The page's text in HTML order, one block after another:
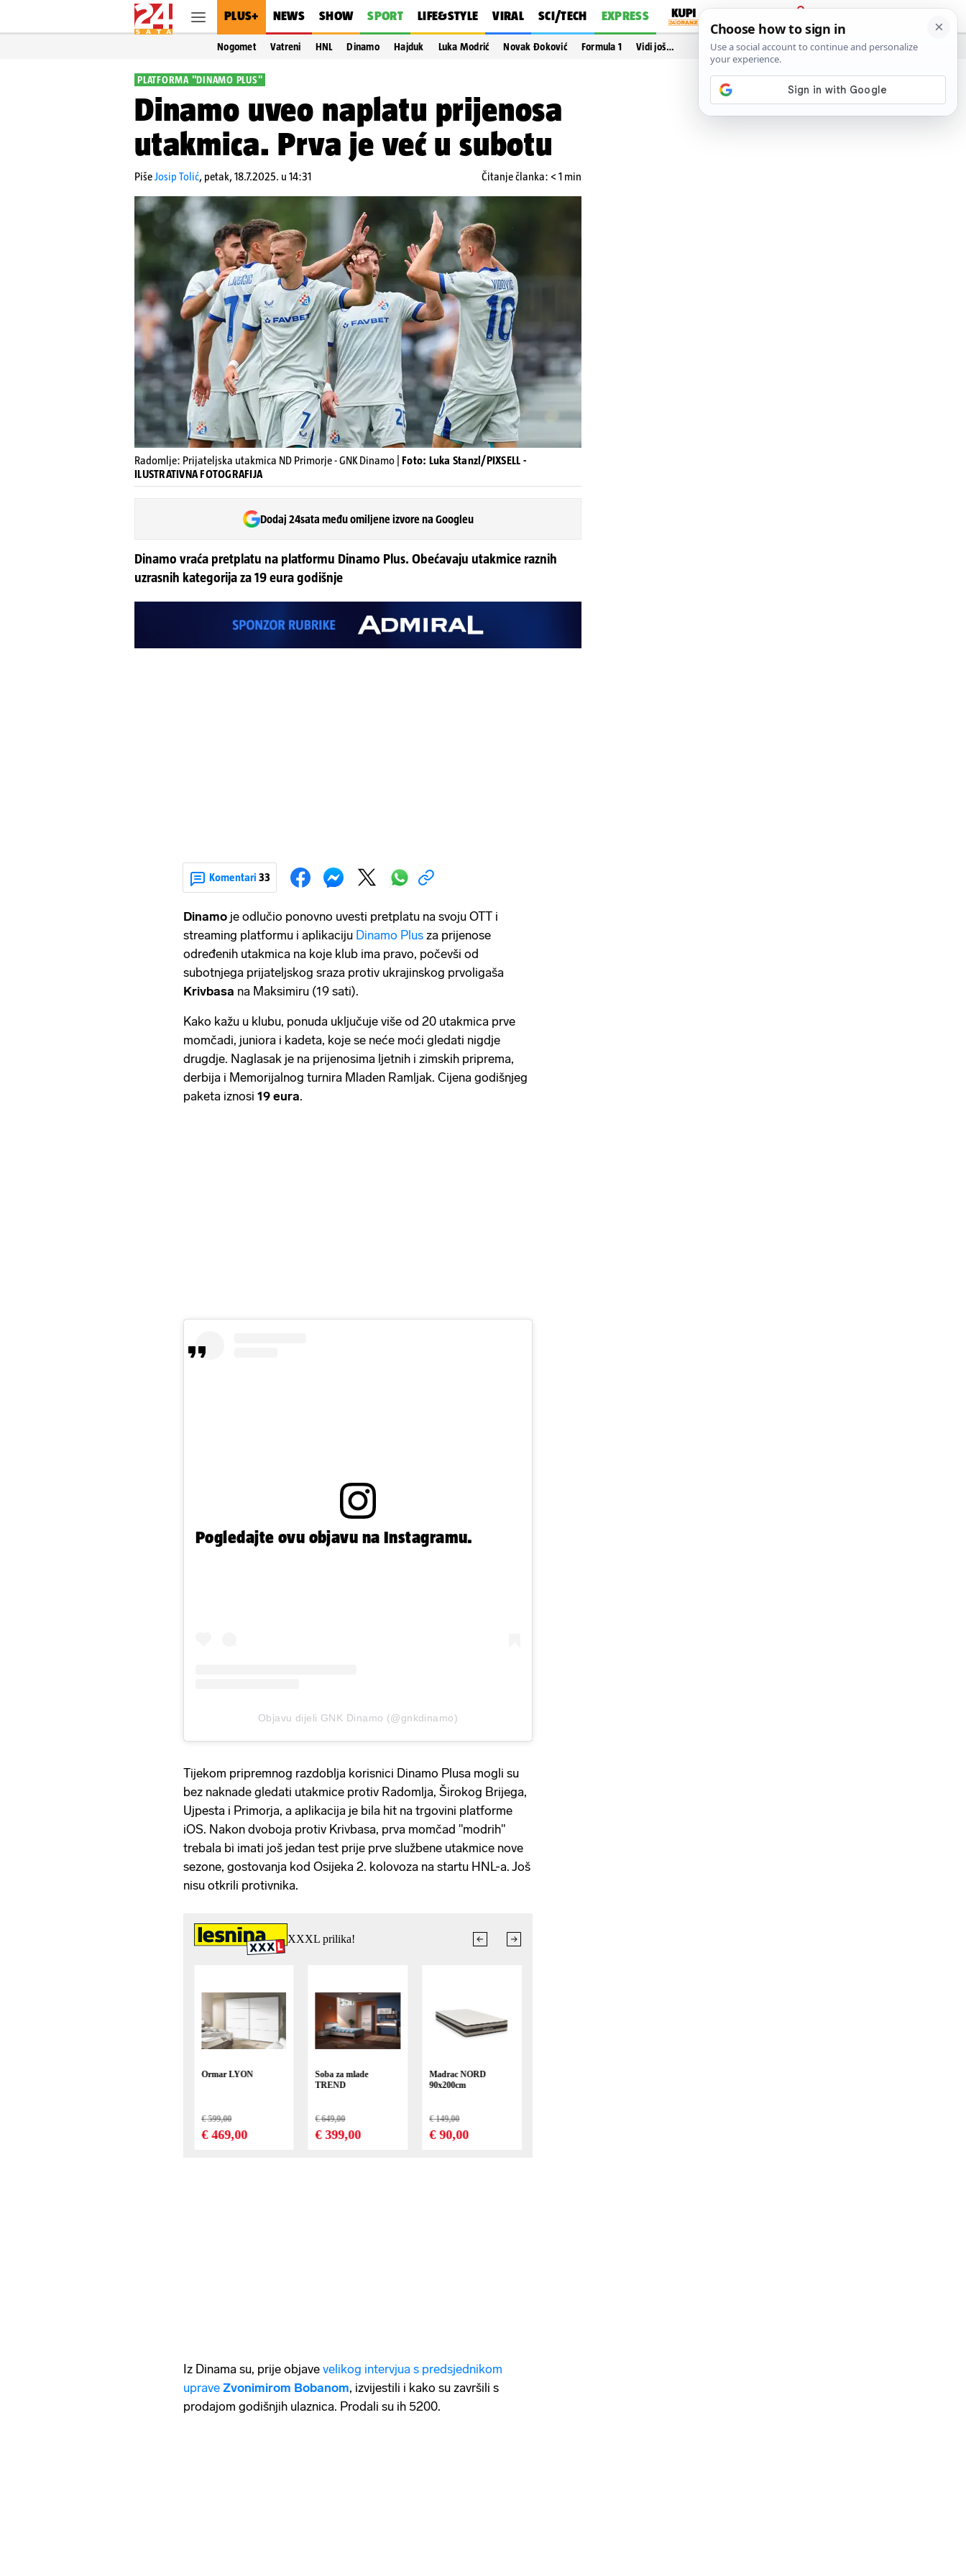
PLUS+ NEWS SHOW SPORT LIFE&STYLE VIRAL SCI/TECH EXPRESS
PRIJAVA
Nogomet Vatreni HNL Dinamo Hajduk Luka Modrić Novak Đoković Formula 1 Vidi još…
PLATFORMA "DINAMO PLUS"
Dinamo uveo naplatu prijenosa
utakmica. Prva je već u subotu
PišeJosip Tolić, petak, 18.7.2025. u 14:31 Čitanje članka: < 1 min
Radomlje: Prijateljska utakmica ND Primorje - GNK Dinamo | Foto: Luka Stanzl/PIXSELL -
ILUSTRATIVNA FOTOGRAFIJA
Dodaj 24sata među omiljene izvore na Googleu
Dinamo vraća pretplatu na platformu Dinamo Plus. Obećavaju utakmice raznih
uzrasnih kategorija za 19 eura godišnje
Komentari 33
Dinamo je odlučio ponovno uvesti pretplatu na svoju OTT i
streaming platformu i aplikaciju Dinamo Plus za prijenose
određenih utakmica na koje klub ima pravo, počevši od
subotnjega prijateljskog sraza protiv ukrajinskog prvoligaša
Krivbasa na Maksimiru (19 sati).
Kako kažu u klubu, ponuda uključuje više od 20 utakmica prve
momčadi, juniora i kadeta, koje se neće moći gledati nigdje
drugdje. Naglasak je na prijenosima ljetnih i zimskih priprema,
derbija i Memorijalnog turnira Mladen Ramljak. Cijena godišnjeg
paketa iznosi 19 eura.
Pogledajte ovu objavu na Instagramu.
Objavu dijeli GNK Dinamo (@gnkdinamo)
Tijekom pripremnog razdoblja korisnici Dinamo Plusa mogli su
bez naknade gledati utakmice protiv Radomlja, Širokog Brijega,
Ujpesta i Primorja, a aplikacija je bila hit na trgovini platforme
iOS. Nakon dvoboja protiv Krivbasa, prva momčad "modrih"
trebala bi imati još jedan test prije prve službene utakmice nove
sezone, gostovanja kod Osijeka 2. kolovoza na startu HNL-a. Još
nisu otkrili protivnika.
Iz Dinama su, prije objave velikog intervjua s predsjednikom
uprave Zvonimirom Bobanom, izvijestili i kako su završili s
prodajom godišnjih ulaznica. Prodali su ih 5200.